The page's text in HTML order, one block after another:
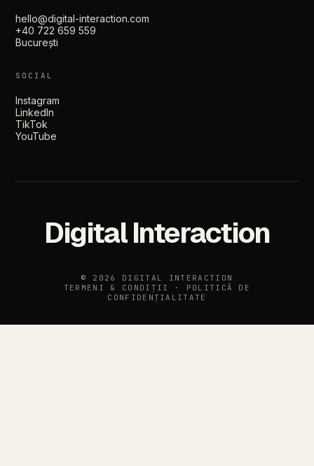
hello@digital-interaction.com
+40 722 659 559
București
SOCIAL
Instagram
LinkedIn
TikTok
YouTube
Digital Interaction
© 2026 DIGITAL INTERACTION
TERMENI & CONDIȚII
·
POLITICĂ DE
CONFIDENȚIALITATE